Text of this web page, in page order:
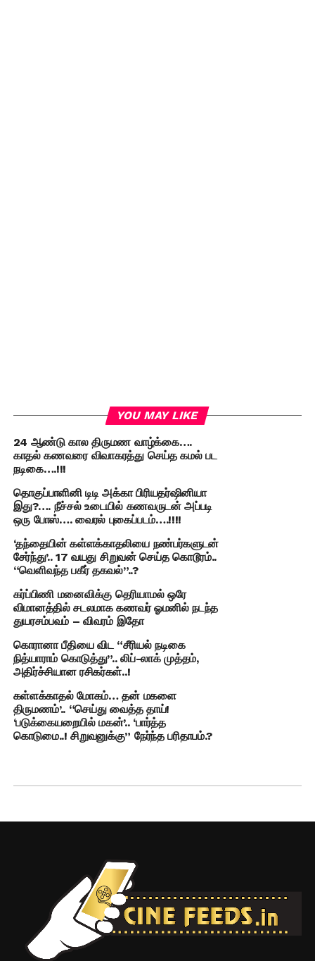
YOU MAY LIKE
24 ஆண்டு கால திருமண வாழ்க்கை….
காதல் கணவரை விவாகரத்து செய்த கமல் பட
நடிகை….!!!
தொகுப்பாளினி டிடி அக்கா பிரியதர்ஷினியா
இது?…. நீச்சல் உடையில் கணவருடன் அப்படி
ஒரு போஸ்…. வைரல் புகைப்படம்….!!!!
‘தந்தையின் கள்ளக்காதலியை நண்பர்களுடன்
சேர்ந்து’.. 17 வயது சிறுவன் செய்த கொடூரம்..
“வெளிவந்த பகீர் தகவல்”..?
கர்ப்பிணி மனைவிக்கு தெரியாமல் ஒரே
விமானத்தில் சடலமாக கணவர் ஓமனில் நடந்த
துயரசம்பவம் – விவரம் இதோ
கொரானா பீதியை விட “சீரியல் நடிகை
நித்யாராம் கொடுத்து”.. லிப்-லாக் முத்தம்,
அதிர்ச்சியான ரசிகர்கள்..!
கள்ளக்காதல் மோகம்… தன் மகளை
திருமணம்’.. “செய்து வைத்த தாய்!
‘படுக்கையறையில் மகன்’.. ‘பார்த்த
கொடுமை..! சிறுவனுக்கு” நேர்ந்த பரிதாபம்.?